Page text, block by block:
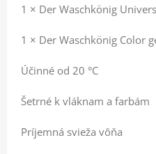
1 × Der Waschkönig
1 × Der Waschkönig Color
Účinné od 20 °C
Šetrné k vláknam a farbám
Príjemná svieža vôňa